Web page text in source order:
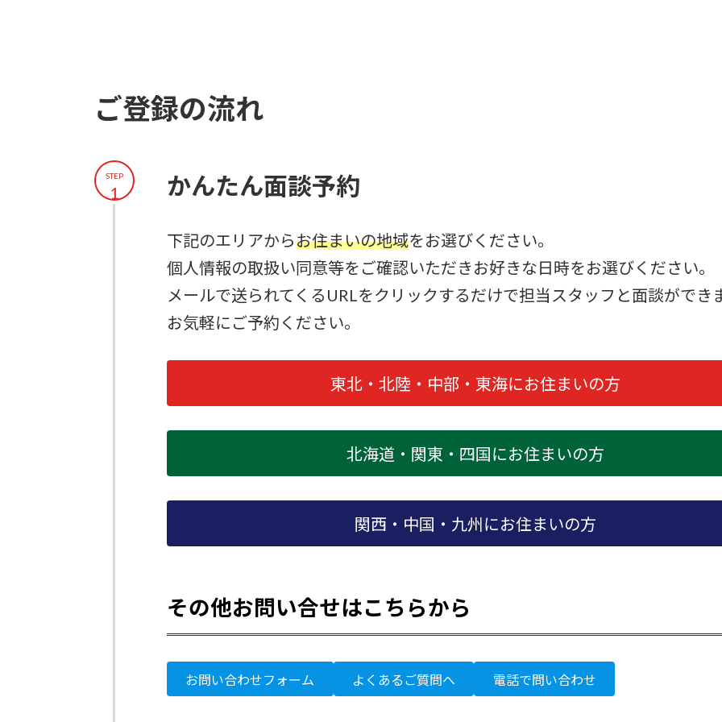
ご登録の流れ
かんたん面談予約
下記のエリアからお住まいの地域をお選びください。
個人情報の取扱い同意等をご確認いただきお好きな日時をお選びください。
メールで送られてくるURLをクリックするだけで担当スタッフと面談ができ
お気軽にご予約ください。
東北・北陸・中部・東海にお住まいの方
北海道・関東・四国にお住まいの方
関西・中国・九州にお住まいの方
その他お問い合せはこちらから
お問い合わせフォーム よくあるご質問へ 電話で問い合わせ
STEP
1